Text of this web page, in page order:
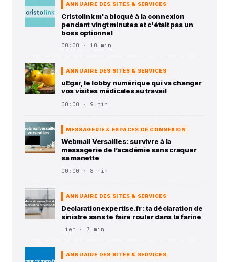
ANNUAIRE DES SITES & SERVICES
Cristolink m'a bloqué à la connexion
pendant vingt minutes et c'était pas un
boss optionnel
00:00 · 10 min
ANNUAIRE DES SITES & SERVICES
uEgar, le lobby numérique qui va changer
vos visites médicales au travail
00:00 · 9 min
MESSAGERIE & ESPACES DE CONNEXION
Webmail Versailles : survivre à la
messagerie de l’académie sans craquer
sa manette
00:00 · 8 min
ANNUAIRE DES SITES & SERVICES
Declarationexpertise.fr : ta déclaration de
sinistre sans te faire rouler dans la farine
Hier · 7 min
ANNUAIRE DES SITES & SERVICES